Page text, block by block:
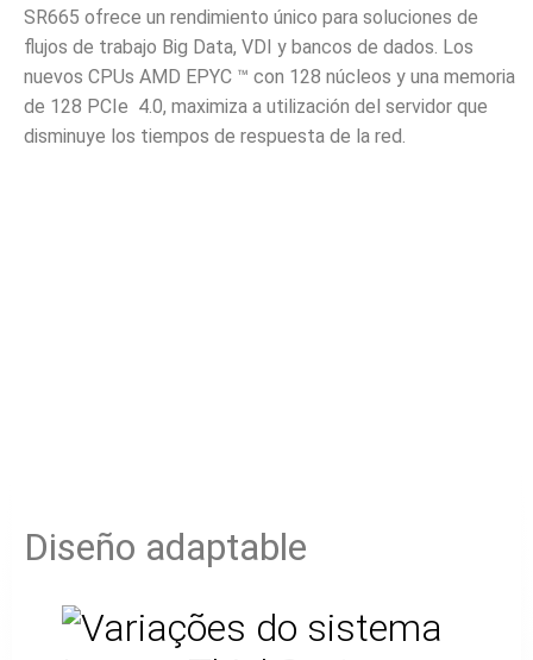
SR665 ofrece un rendimiento único para soluciones de
flujos de trabajo Big Data, VDI y bancos de dados. Los
nuevos CPUs AMD EPYC ™ con 128 núcleos y una memoria
de 128 PCIe 4.0, maximiza a utilización del servidor que
disminuye los tiempos de respuesta de la red.
Diseño adaptable